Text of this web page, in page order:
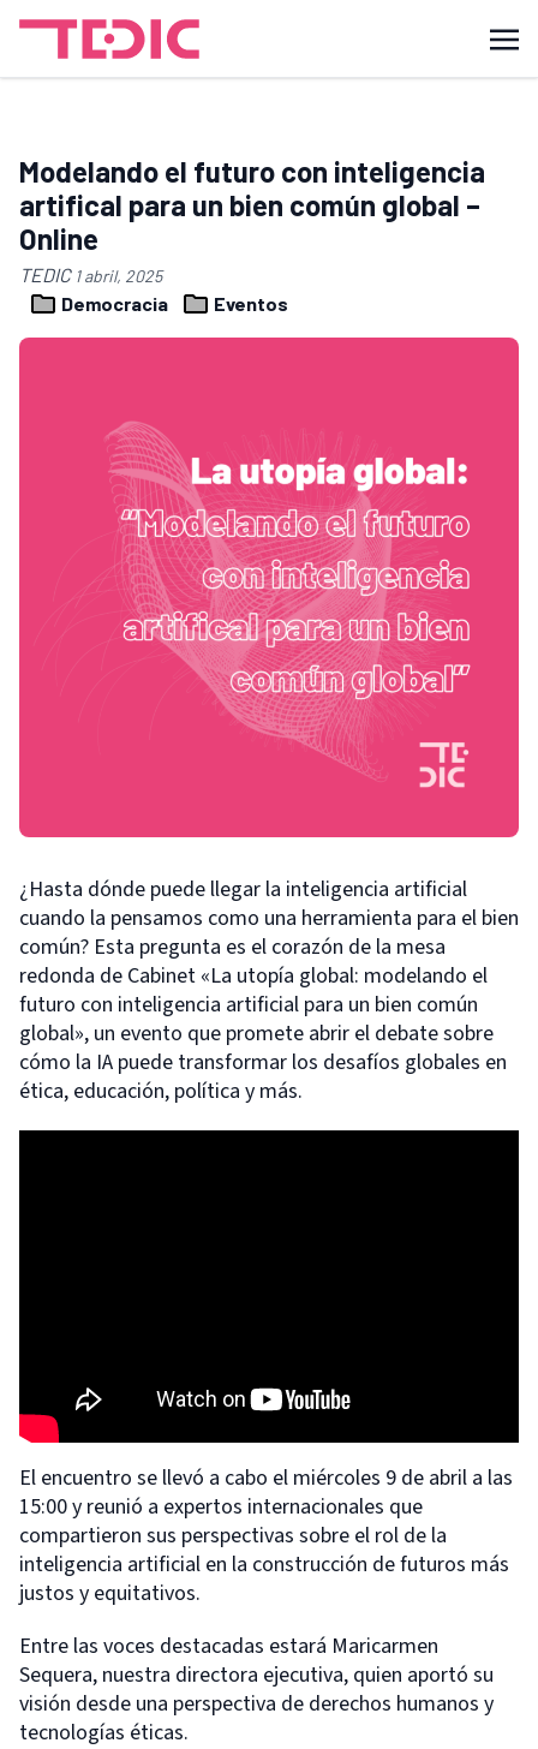
Modelando el futuro con inteligencia
artifical para un bien común global –
Online
TEDIC 1 abril, 2025
Democracia Eventos
¿Hasta dónde puede llegar la inteligencia artificial
cuando la pensamos como una herramienta para el bien
común? Esta pregunta es el corazón de la mesa
redonda de Cabinet «La utopía global: modelando el
futuro con inteligencia artificial para un bien común
global», un evento que promete abrir el debate sobre
cómo la IA puede transformar los desafíos globales en
ética, educación, política y más.
El encuentro se llevó a cabo el miércoles 9 de abril a las
15:00 y reunió a expertos internacionales que
compartieron sus perspectivas sobre el rol de la
inteligencia artificial en la construcción de futuros más
justos y equitativos.
Entre las voces destacadas estará Maricarmen
Sequera, nuestra directora ejecutiva, quien aportó su
visión desde una perspectiva de derechos humanos y
tecnologías éticas.